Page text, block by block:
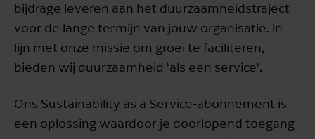
bijdrage leveren aan het duurzaamheidstraject
voor de lange termijn van jouw organisatie. In
lijn met onze missie om groei te faciliteren,
bieden wij duurzaamheid 'als een service'.
Ons Sustainability as a Service-abonnement is
een oplossing waardoor je doorlopend toegang